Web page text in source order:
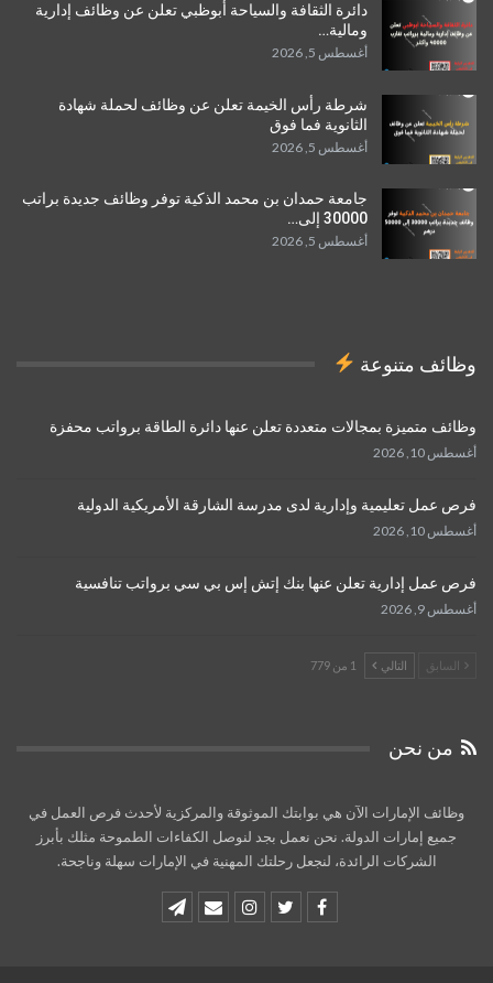
دائرة الثقافة والسياحة أبوظبي تعلن عن وظائف إدارية
ومالية…
أغسطس 5, 2026
شرطة رأس الخيمة تعلن عن وظائف لحملة شهادة
الثانوية فما فوق
أغسطس 5, 2026
جامعة حمدان بن محمد الذكية توفر وظائف جديدة براتب
30000 إلى…
أغسطس 5, 2026
وظائف متنوعة
وظائف متميزة بمجالات متعددة تعلن عنها دائرة الطاقة برواتب محفزة
أغسطس 10, 2026
فرص عمل تعليمية وإدارية لدى مدرسة الشارقة الأمريكية الدولية
أغسطس 10, 2026
فرص عمل إدارية تعلن عنها بنك إتش إس بي سي برواتب تنافسية
أغسطس 9, 2026
السابق التالي 1 من 779
من نحن
وظائف الإمارات الآن هي بوابتك الموثوقة والمركزية لأحدث فرص العمل في
جميع إمارات الدولة. نحن نعمل بجد لنوصل الكفاءات الطموحة مثلك بأبرز
الشركات الرائدة، لنجعل رحلتك المهنية في الإمارات سهلة وناجحة.